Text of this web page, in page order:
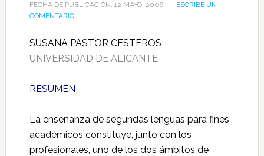
FECHA DE PUBLICACIÓN: 12 MAYO, 2006
ESCRIBE UN
COMENTARIO
SUSANA PASTOR CESTEROS
UNIVERSIDAD DE ALICANTE
RESUMEN
La enseñanza de segundas lenguas para fines
académicos constituye, junto con los
profesionales, uno de los dos ámbitos de